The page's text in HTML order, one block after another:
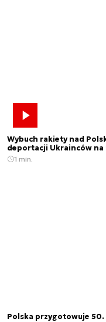
Wybuch rakiety nad
deportacji Ukrainców
1 min.
Polska przygotowuje